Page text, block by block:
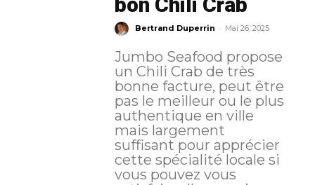
Bertrand Duperrin - Mai 26, 2025
Jumbo Seafood propose
un Chili Crab de très
bonne facture, peut être
pas le meilleur ou le plus
authentique en ville
mais largement
suffisant pour apprécier
cette spécialité locale si
vous pouvez vous